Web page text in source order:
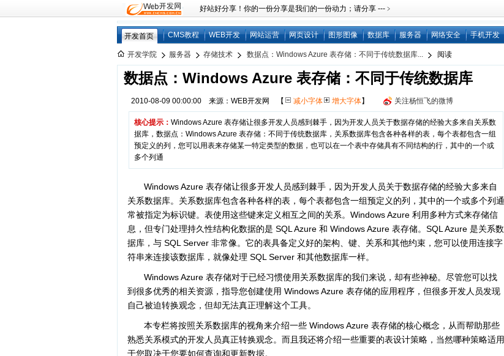
好站好分享！你的一份分享是我们的一份动力；请分享 ---﹥
开发首页 CMS教程 WEB开发 网站运营 网页设计 图形图像 数据库 服务器 网络安全 手机开发
开发学院 服务器 存储技术 数据点：Windows Azure 表存储：不同于传统数据库... 阅读
数据点：Windows Azure 表存储：不同于传统数据库
2010-08-09 00:00:00 来源：WEB开发网 【 减小字体 增大字体】 关注杨恒飞的微博
核心提示： Windows Azure 表存储让很多开发人员感到棘手，因为开发人员关于数据存储的经验大多来自关系数
据库，数据点：Windows Azure 表存储：不同于传统数据库，关系数据库包含各种各样的表，每个表都包含一组
预定义的列，您可以用表来存储某一特定类型的数据，也可以在一个表中存储具有不同结构的行，其中的一个或
多个列通
Windows Azure 表存储让很多开发人员感到棘手，因为开发人员关于数据存储的经验大多来自
关系数据库。关系数据库包含各种各样的表，每个表都包含一组预定义的列，其中的一个或多个列通
常被指定为标识键。表使用这些键来定义相互之间的关系。Windows Azure 利用多种方式来存储信
息，但专门处理持久性结构化数据的是 SQL Azure 和 Windows Azure 表存储。SQL Azure 是关系数
据库，与 SQL Server 非常像。它的表具备定义好的架构、键、关系和其他约束，您可以使用连接字
符串来连接该数据库，就像处理 SQL Server 和其他数据库一样。
Windows Azure 表存储对于已经习惯使用关系数据库的我们来说，却有些神秘。尽管您可以找
到很多优秀的相关资源，指导您创建使用 Windows Azure 表存储的应用程序，但很多开发人员发现
自己被迫转换观念，但却无法真正理解这个工具。
本专栏将按照关系数据库的视角来介绍一些 Windows Azure 表存储的核心概念，从而帮助那些
熟悉关系模式的开发人员真正转换观念。而且我还将介绍一些重要的表设计策略，当然哪种策略适用
于您取决于您要如何查询和更新数据。